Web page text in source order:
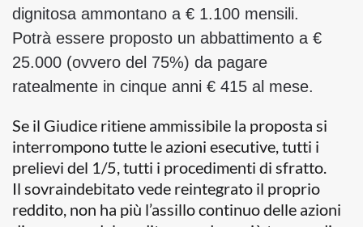
dignitosa ammontano a € 1.100 mensili.
Potrà essere proposto un abbattimento a €
25.000 (ovvero del 75%) da pagare
ratealmente in cinque anni € 415 al mese.
Se il Giudice ritiene ammissibile la proposta si
interrompono tutte le azioni esecutive, tutti i
prelievi del 1/5, tutti i procedimenti di sfratto.
Il sovraindebitato vede reintegrato il proprio
reddito, non ha più l’assillo continuo delle azioni